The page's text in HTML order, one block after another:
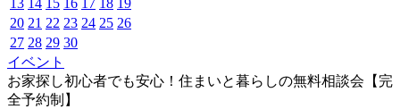
13 14 15 16 17 18 19
20 21 22 23 24 25 26
27 28 29 30
イベント
お家探し初心者でも安心！住まいと暮らしの無料相談会【完
全予約制】